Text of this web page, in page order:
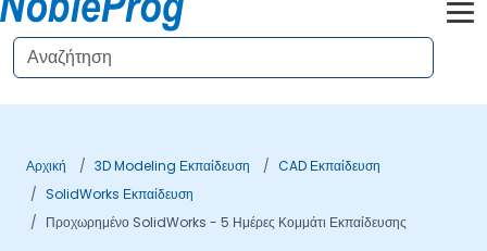
Αρχική 3D Modeling Εκπαίδευση
CAD Εκπαίδευση
SolidWorks Εκπαίδευση
Προχωρημένο SolidWorks - 5 Ημέρες Κομμάτι Εκπαίδευσης